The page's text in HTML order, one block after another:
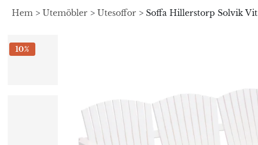
Hem > Utemöbler > Utesoffor > Soffa Hillerstorp Solvik Vit
10%